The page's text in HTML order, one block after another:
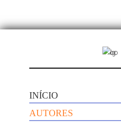
INÍCIO
AUTORES